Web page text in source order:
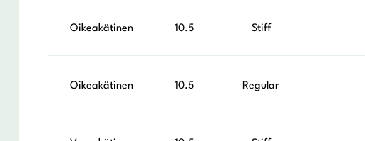
Oikeakätinen 10.5 Stiff
Oikeakätinen 10.5 Regular